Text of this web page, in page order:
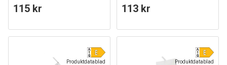
115 kr 113 kr
Produktdatablad Produktdatablad